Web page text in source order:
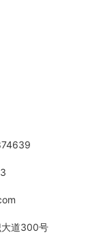
大道300号